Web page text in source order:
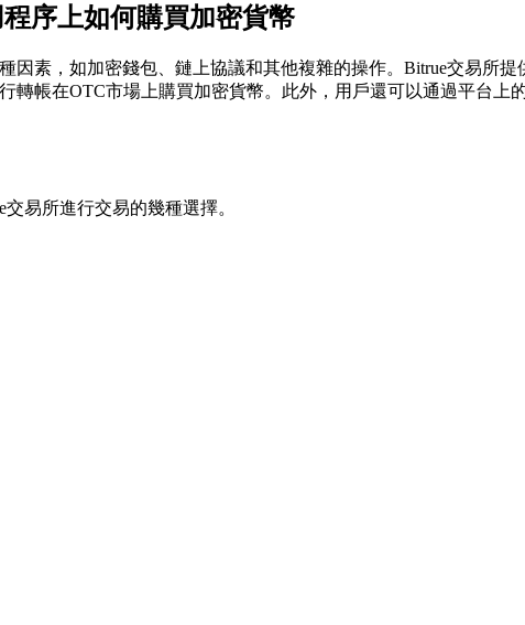
性商品
序上如何購買加密貨幣
因素，如加密錢包、鏈上協議和其他複雜的操作。Bitrue交易所
轉帳在OTC市場上購買加密貨幣。此外，用戶還可以通過平台
易所進行交易的幾種選擇。